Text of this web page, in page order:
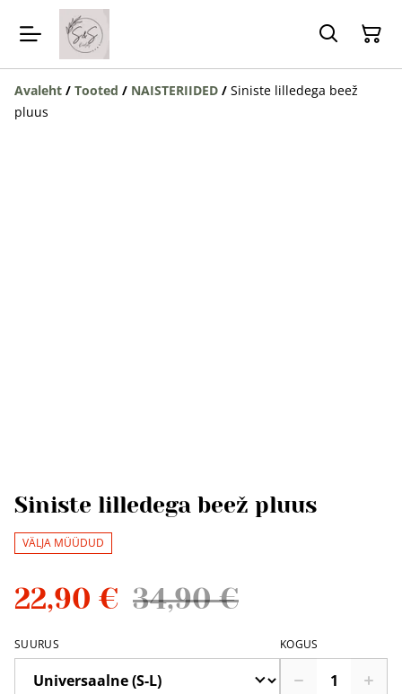
Avaleht / Tooted / NAISTERIIDED / Siniste lilledega beež
pluus
Siniste lilledega beež pluus
VÄLJA MÜÜDUD
22,90 € 34,90 €
SUURUS KOGUS